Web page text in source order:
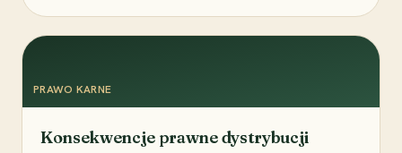
PRAWO KARNE
Konsekwencje prawne dystrybucji